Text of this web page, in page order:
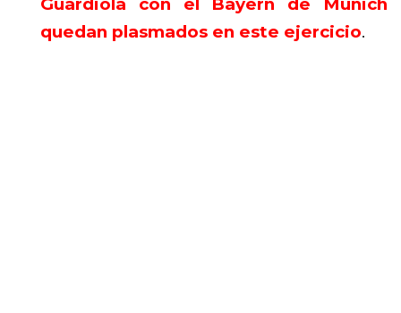
Guardiola con el Bayern de Múnich
quedan plasmados en este ejercicio.